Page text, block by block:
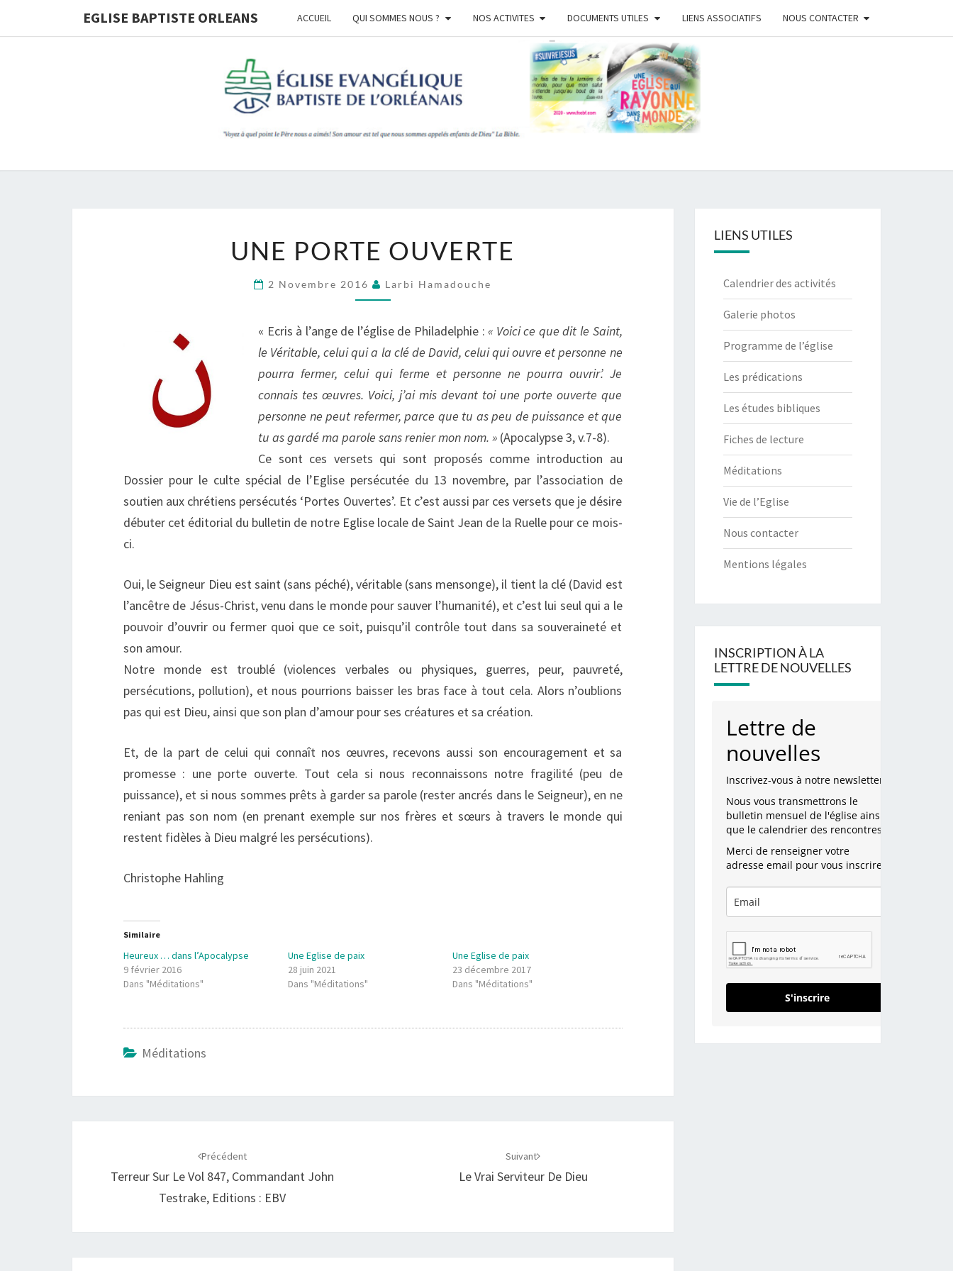
EGLISE BAPTISTE ORLEANS ACCUEIL QUI SOMMES NOUS ? NOS ACTIVITES DOCUMENTS UTILES LIENS ASSOCIATIFS NOUS CONTACTER
EGLISE
BAPTISTE
ORLEANS
PORTE
UNE PORTE OUVERTE
2 Novembre 2016 Larbi Hamadouche
« Ecris à l’ange de l’église de Philadelphie :« Voici ce que dit le Saint,
le Véritable, celui qui a la clé de David, celui qui ouvre et personne ne
pourra fermer, celui qui ferme et personne ne pourra ouvrir’. Je
connais tes œuvres. Voici, j’ai mis devant toi une porte ouverte que
personne ne peut refermer, parce que tu as peu de puissance et que
tu as gardé ma parole sans renier mon nom. » (Apocalypse 3, v.7-8).
Ce sont ces versets qui sont proposés comme introduction au
Dossier pour le culte spécial de l’Eglise persécutée du 13 novembre, par l’association de
soutien aux chrétiens persécutés ‘Portes Ouvertes’. Et c’est aussi par ces versets que je désire
débuter cet éditorial du bulletin de notre Eglise locale de Saint Jean de la Ruelle pour ce mois-
ci.
Oui, le Seigneur Dieu est saint (sans péché), véritable (sans mensonge), il tient la clé (David est
l’ancêtre de Jésus-Christ, venu dans le monde pour sauver l’humanité), et c’est lui seul qui a le
pouvoir d’ouvrir ou fermer quoi que ce soit, puisqu’il contrôle tout dans sa souveraineté et
son amour.
Notre monde est troublé (violences verbales ou physiques, guerres, peur, pauvreté,
persécutions, pollution), et nous pourrions baisser les bras face à tout cela. Alors n’oublions
pas qui est Dieu, ainsi que son plan d’amour pour ses créatures et sa création.
Et, de la part de celui qui connaît nos œuvres, recevons aussi son encouragement et sa
promesse : une porte ouverte. Tout cela si nous reconnaissons notre fragilité (peu de
puissance), et si nous sommes prêts à garder sa parole (rester ancrés dans le Seigneur), en ne
reniant pas son nom (en prenant exemple sur nos frères et sœurs à travers le monde qui
restent fidèles à Dieu malgré les persécutions).
Christophe Hahling
Similaire
Heureux … dans l’Apocalypse
9 février 2016
Dans "Méditations"
Une Eglise de paix
28 juin 2021
Dans "Méditations"
Une Eglise de paix
23 décembre 2017
Dans "Méditations"
Méditations
Précédent
Terreur Sur Le Vol 847, Commandant John
Testrake, Editions : EBV
Suivant
Le Vrai Serviteur De Dieu
LIENS UTILES
Calendrier des activités
Galerie photos
Programme de l’église
Les prédications
Les études bibliques
Fiches de lecture
Méditations
Vie de l’Eglise
Nous contacter
Mentions légales
INSCRIPTION À LA
LETTRE DE NOUVELLES
Lettre de
nouvelles
Inscrivez-vous à notre newsletter.
Nous vous transmettrons le
bulletin mensuel de l'église ainsi
que le calendrier des rencontres.
Merci de renseigner votre
adresse email pour vous inscrire
S'inscrire